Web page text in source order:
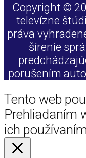
Copyright ©
televízne
práva
šírenie
porušením
Tento web
Prehliadaním
ich